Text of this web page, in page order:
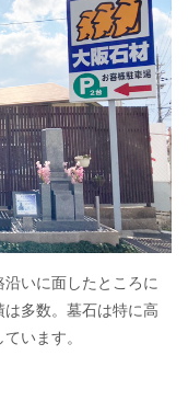
いに面したところに
多数。墓石は特に高
います。